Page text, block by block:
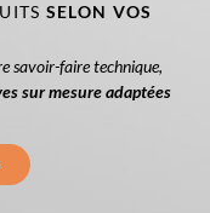
SELON VOS
savoir-faire technique,
sur mesure adaptées